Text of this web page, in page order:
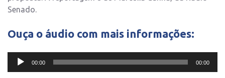
Senado.
Ouça o áudio com mais informações:
00:00 00:00